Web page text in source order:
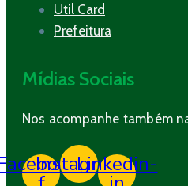
Util Card
Prefeitura
Mídias Sociais
Nos acompanhe também
Instagram
Linkedin-